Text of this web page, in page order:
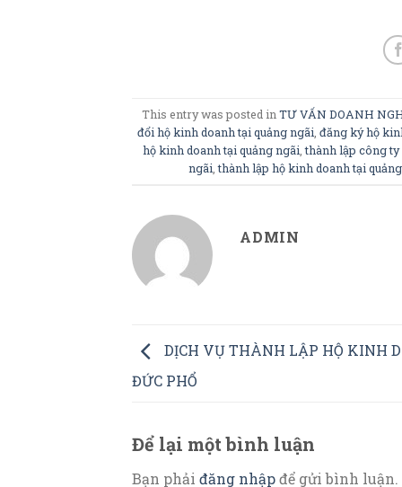
This entry was posted in TƯ VẤN DOANH
đổi hộ kinh doanh tại quảng ngãi đăng ký hộ
hộ kinh doanh tại quảng ngãi ,thành lập công ty
ngãi ,thành lập hộ kinh doanh tại
ADMIN
DỊCH VỤ THÀNH LẬP HỘ KINH
ĐỨC PHỔ
Để lại một bình luận
Bạn phải đăng nhậpđể gửi bình luận.